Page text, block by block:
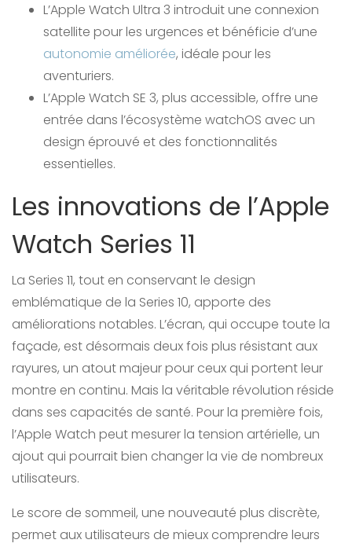
L’Apple Watch Ultra 3 introduit une connexion
satellite pour les urgences et bénéficie d’une
autonomie améliorée, idéale pour les
aventuriers.
L’Apple Watch SE 3, plus accessible, offre une
entrée dans l’écosystème watchOS avec un
design éprouvé et des fonctionnalités
essentielles.
Les innovations de l’Apple
Watch Series 11
La Series 11, tout en conservant le design
emblématique de la Series 10, apporte des
améliorations notables. L’écran, qui occupe toute la
façade, est désormais deux fois plus résistant aux
rayures, un atout majeur pour ceux qui portent leur
montre en continu. Mais la véritable révolution réside
dans ses capacités de santé. Pour la première fois,
l’Apple Watch peut mesurer la tension artérielle, un
ajout qui pourrait bien changer la vie de nombreux
utilisateurs.
Le score de sommeil, une nouveauté plus discrète,
permet aux utilisateurs de mieux comprendre leurs